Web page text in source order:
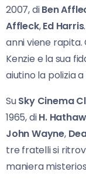
2007, diBen
Affleck,Ed Harris
anni viene rapita.
Kenzie e la sua
aiutino la polizia
SuSky Cinema
1965, diH.
John Wayne,
tre fratelli si
maniera